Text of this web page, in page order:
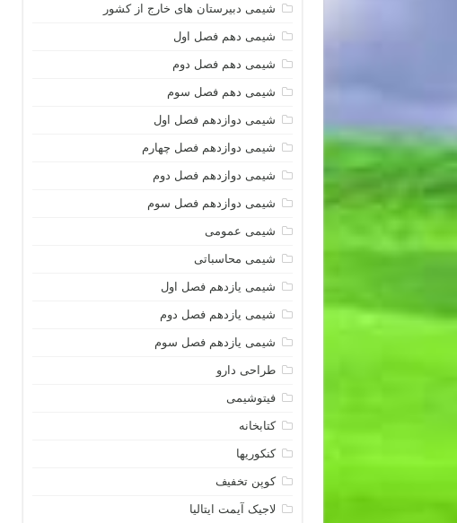
شیمی دبیرستان های خارج از کشور
شیمی دهم فصل اول
شیمی دهم فصل دوم
شیمی دهم فصل سوم
شیمی دوازدهم فصل اول
شیمی دوازدهم فصل چهارم
شیمی دوازدهم فصل دوم
شیمی دوازدهم فصل سوم
شیمی عمومی
شیمی محاسباتی
شیمی یازدهم فصل اول
شیمی یازدهم فصل دوم
شیمی یازدهم فصل سوم
طراحی دارو
فیتوشیمی
کتابخانه
کنکوریها
کوپن تخفیف
لاجیک آیمت ایتالیا